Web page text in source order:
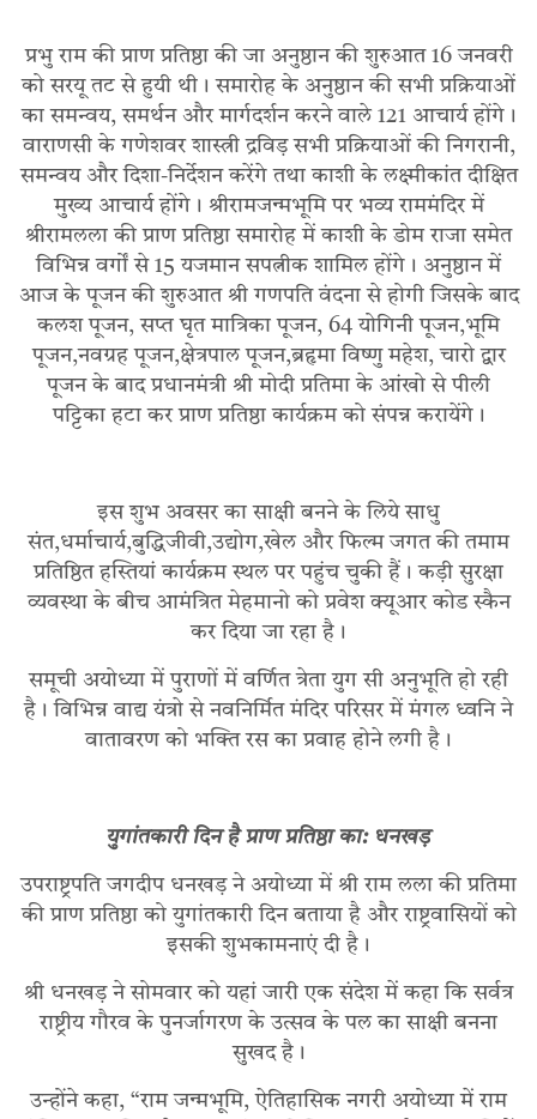
प्रभु राम की प्राण प्रतिष्ठा की जा अनुष्ठान की शुरुआत 16 जनवरी
को सरयू तट से हुयी थी। समारोह के अनुष्ठान की सभी प्रक्रियाओं
का समन्वय, समर्थन और मार्गदर्शन करने वाले 121 आचार्य होंगे।
वाराणसी के गणेशवर शास्त्री द्रविड़ सभी प्रक्रियाओं की निगरानी,
समन्वय और दिशा-निर्देशन करेंगे तथा काशी के लक्ष्मीकांत दीक्षित
मुख्य आचार्य होंगे। श्रीरामजन्मभूमि पर भव्य राममंदिर में
श्रीरामलला की प्राण प्रतिष्ठा समारोह में काशी के डोम राजा समेत
विभिन्न वर्गों से 15 यजमान सपत्नीक शामिल होंगे। अनुष्ठान में
आज के पूजन की शुरुआत श्री गणपति वंदना से होगी जिसके बाद
कलश पूजन, सप्त घृत मात्रिका पूजन, 64 योगिनी पूजन,भूमि
पूजन,नवग्रह पूजन,क्षेत्रपाल पूजन,ब्रहृमा विष्णु महेश, चारो द्वार
पूजन के बाद प्रधानमंत्री श्री मोदी प्रतिमा के आंखो से पीली
पट्टिका हटा कर प्राण प्रतिष्ठा कार्यक्रम को संपन्न करायेंगे।
इस शुभ अवसर का साक्षी बनने के लिये साधु
संत,धर्माचार्य,बुद्धिजीवी,उद्योग,खेल और फिल्म जगत की तमाम
प्रतिष्ठित हस्तियां कार्यक्रम स्थल पर पहुंच चुकी हैं। कड़ी सुरक्षा
व्यवस्था के बीच आमंत्रित मेहमानो को प्रवेश क्यूआर कोड स्कैन
कर दिया जा रहा है।
समूची अयोध्या में पुराणों में वर्णित त्रेता युग सी अनुभूति हो रही
है। विभिन्न वाद्य यंत्राे से नवनिर्मित मंदिर परिसर में मंगल ध्वनि ने
वातावरण को भक्ति रस का प्रवाह होने लगी है।
युगांतकारी दिन है प्राण प्रतिष्ठा का: धनखड़
उपराष्ट्रपति जगदीप धनखड़ ने अयोध्या में श्री राम लला की प्रतिमा
की प्राण प्रतिष्ठा को युगांतकारी दिन बताया है और राष्ट्रवासियों को
इसकी शुभकामनाएं दी है।
श्री धनखड़ ने सोमवार को यहां जारी एक संदेश में कहा कि सर्वत्र
राष्ट्रीय गौरव के पुनर्जागरण के उत्सव के पल का साक्षी बनना
सुखद है।
उन्होंने कहा, “राम जन्मभूमि, ऐतिहासिक नगरी अयोध्या में राम